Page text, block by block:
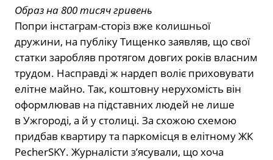
Образ на 800 тисяч гривень
Попри інстаграм-сторіз вже колишньої
дружини, на публіку Тищенко заявляв, що свої
статки заробляв протягом довгих років власним
трудом. Насправді ж нардеп воліє приховувати
елітне майно. Так, коштовну нерухомість він
оформлював на підставних людей не лише
в Ужгороді, а й у столиці. За схожою схемою
придбав квартиру та паркомісця в елітному ЖК
PecherSKY. Журналісти з’ясували, що хоча